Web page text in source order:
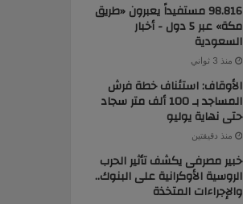
98.816 مستفيداً يعبرون «طريق
مكة» عبر 5 دول - أخبار
السعودية
منذ 3 ثواني
الأوقاف: استئناف خطة فرش
المساجد بـ 100 ألف متر سجاد
حتى نهاية يوليو
منذ دقيقتين
خبير مصرفى يكشف تأثير الحرب
الروسية الأوكرانية على البنوك..
والإجراءات المتخذة